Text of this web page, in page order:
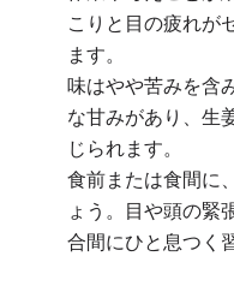
こりと目の疲れが
ます。
味はやや苦みを含
な甘みがあり、生
じられます。
食前または食間に
ょう。目や頭の緊
合間にひと息つく